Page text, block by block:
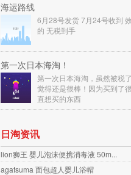
海运路线
6月28号发货 7月24号收到
的 无税到手
第一次日本海淘！
第一次日本海淘，虽然被税
觉得还是很棒！因为买到了
直想买的东西
日淘资讯
lion狮王 婴儿泡沫便携消毒液 50m...
agatsuma 面包超人婴儿浴帽